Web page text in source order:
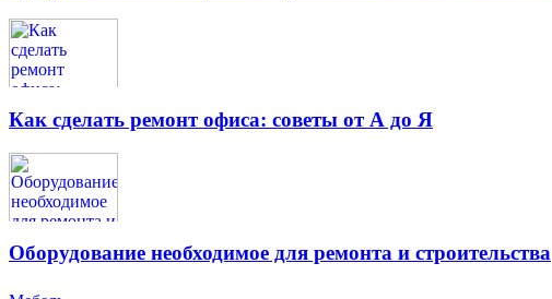
Как сделать ремонт офиса: советы от А до Я
Оборудование необходимое для ремонта и строительства